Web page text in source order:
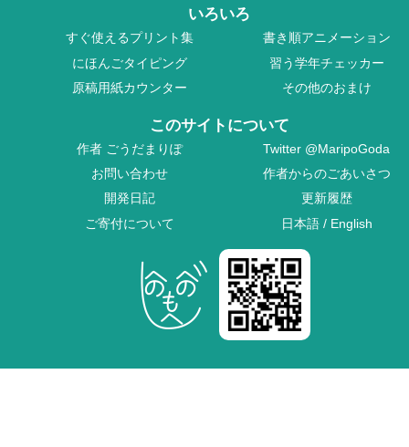
いろいろ
すぐ使えるプリント集
書き順アニメーション
にほんごタイピング
習う学年チェッカー
原稿用紙カウンター
その他のおまけ
このサイトについて
作者 ごうだまりぽ Twitter @MaripoGoda
お問い合わせ
作者からのごあいさつ
開発日記
更新履歴
ご寄付について
日本語 / English